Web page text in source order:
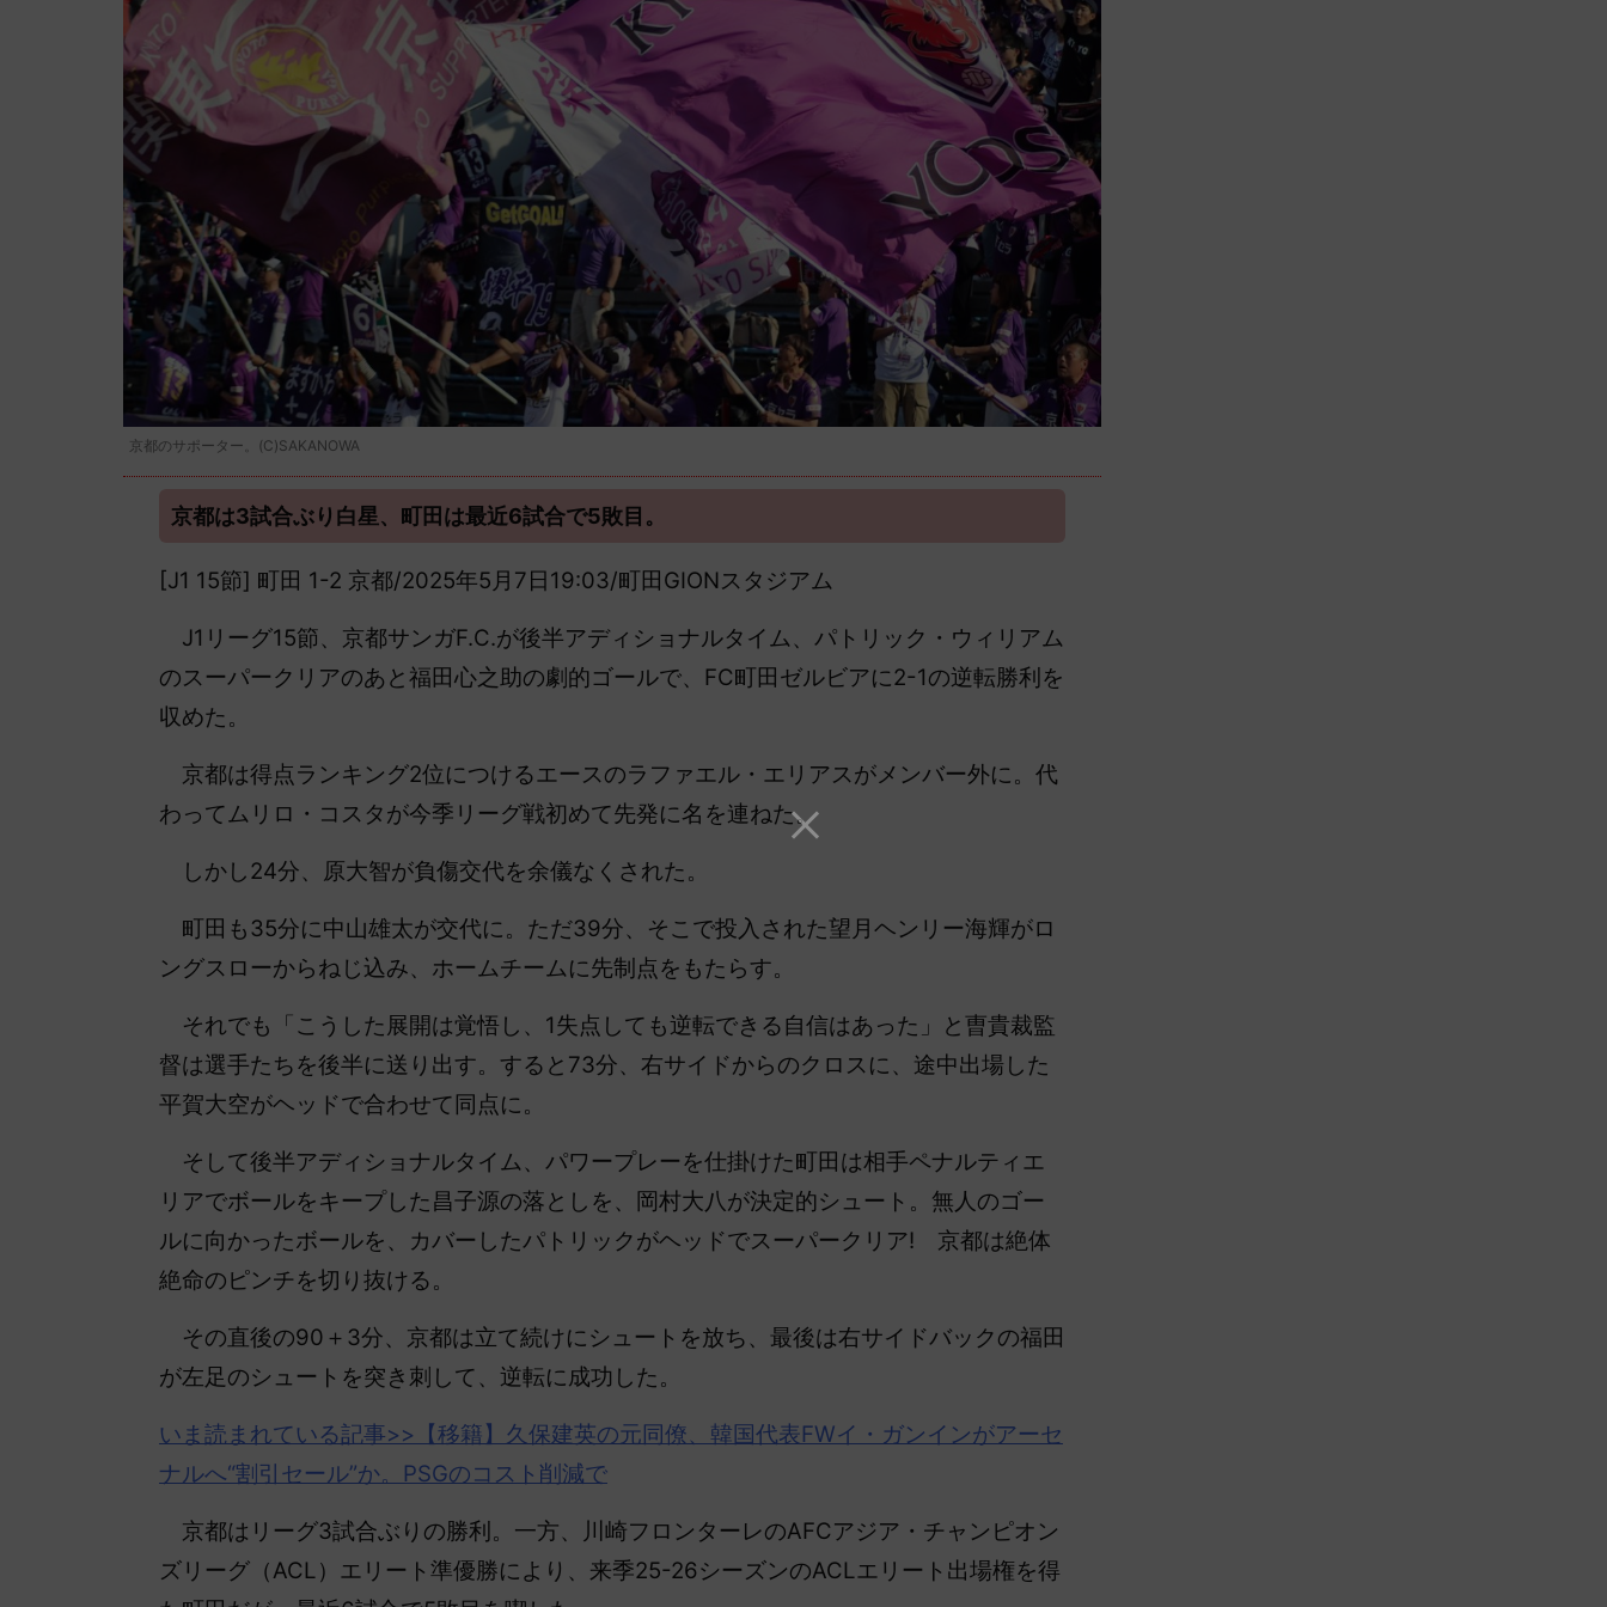
京都のサポーター。(C)SAKANOWA
京都は3試合ぶり白星、町田は最近6試合で5敗目。
[J1 15節] 町田 1-2 京都/2025年5月7日19:03/町田GIONスタジアム
J1リーグ15節、京都サンガF.C.が後半アディショナルタイム、パトリック・ウィリアム
のスーパークリアのあと福田心之助の劇的ゴールで、FC町田ゼルビアに2-1の逆転勝利を
収めた。
京都は得点ランキング2位につけるエースのラファエル・エリアスがメンバー外に。代
わってムリロ・コスタが今季リーグ戦初めて先発に名を連ねた。
しかし24分、原大智が負傷交代を余儀なくされた。
町田も35分に中山雄太が交代に。ただ39分、そこで投入された望月ヘンリー海輝がロ
ングスローからねじ込み、ホームチームに先制点をもたらす。
それでも「こうした展開は覚悟し、1失点しても逆転できる自信はあった」と曺貴裁監
督は選手たちを後半に送り出す。すると73分、右サイドからのクロスに、途中出場した
平賀大空がヘッドで合わせて同点に。
そして後半アディショナルタイム、パワープレーを仕掛けた町田は相手ペナルティエ
リアでボールをキープした昌子源の落としを、岡村大八が決定的シュート。無人のゴー
ルに向かったボールを、カバーしたパトリックがヘッドでスーパークリア! 京都は絶体
絶命のピンチを切り抜ける。
その直後の90＋3分、京都は立て続けにシュートを放ち、最後は右サイドバックの福田
が左足のシュートを突き刺して、逆転に成功した。
いま読まれている記事>>【移籍】久保建英の元同僚、韓国代表FWイ・ ガンインがアーセ
ナルへ“割引セール”か。PSGのコスト削減で
京都はリーグ3試合ぶりの勝利。一方、川崎フロンターレのAFCアジア・チャンピオン
ズリーグ（ACL）エリート準優勝により、来季25-26シーズンのACLエリート出場権を得